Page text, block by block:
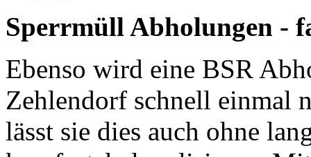
Sperrmüll Abholungen -
Ebenso wird eine BSR
Zehlendorf schnell einmal
lässt sie dies auch ohne